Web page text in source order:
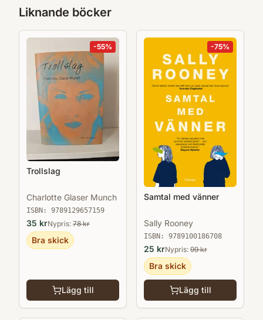
Liknande böcker
-55%
Trollslag
Charlotte Glaser Munch
ISBN: 9789129657159
35 krNypris: 78kr
Bra skick
Lägg till
-75%
Samtal med vänner
Sally Rooney
ISBN: 9789100186708
25 krNypris: 99kr
Bra skick
Lägg till